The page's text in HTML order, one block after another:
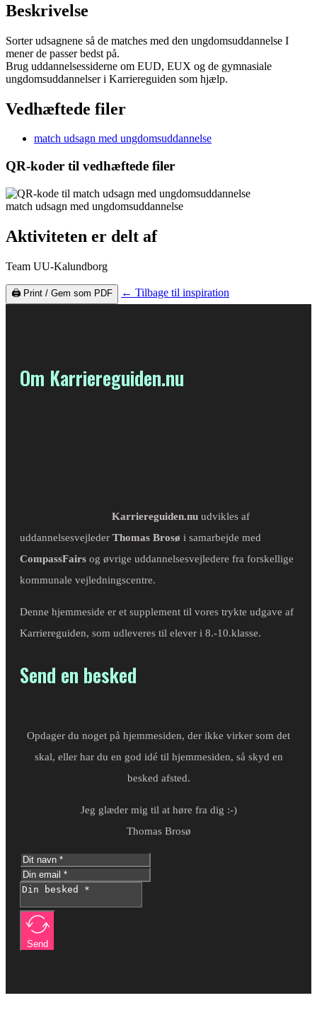
Beskrivelse
Sorter udsagnene så de matches med den ungdomsuddannelse I
mener de passer bedst på.
Brug uddannelsessiderne om EUD, EUX og de gymnasiale
ungdomsuddannelser i Karriereguiden som hjælp.
Vedhæftede filer
match udsagn med ungdomsuddannelse
QR-koder til vedhæftede filer
match udsagn med ungdomsuddannelse
Aktiviteten er delt af
Team UU-Kalundborg
🖨️ Print / Gem som PDF ← Tilbage til inspiration
Om Karriereguiden.nu
Karriereguiden.nu udvikles af
uddannelsesvejleder Thomas Brosø i samarbejde med
CompassFairs og øvrige uddannelsesvejledere fra forskellige
kommunale vejledningscentre.
Denne hjemmeside er et supplement til vores trykte udgave af
Karriereguiden, som udleveres til elever i 8.-10.klasse.
Send en besked
Opdager du noget på hjemmesiden, der ikke virker som det
skal, eller har du en god idé til hjemmesiden, så skyd en
besked afsted.
Jeg glæder mig til at høre fra dig :-)
Thomas Brosø
Send